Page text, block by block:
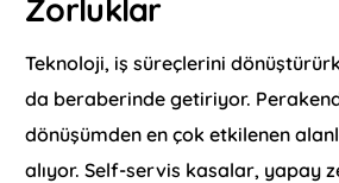
Zorluklar
Teknoloji, iş süreçlerini
da beraberinde getiriyor.
dönüşümden en çok etkilenen
alıyor. Self-servis kasalar, yapay